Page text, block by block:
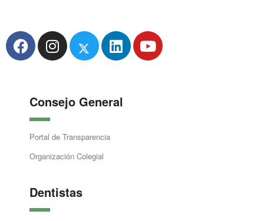
Consejo General
Portal de Transparencia
Organización Colegial
Dentistas